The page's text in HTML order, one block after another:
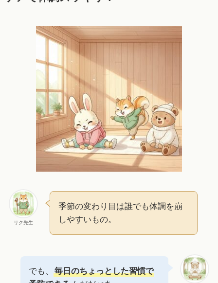
リク先生
季節の変わり目は誰でも体調を崩
しやすいもの。
でも、
毎日のちょっとした習慣で